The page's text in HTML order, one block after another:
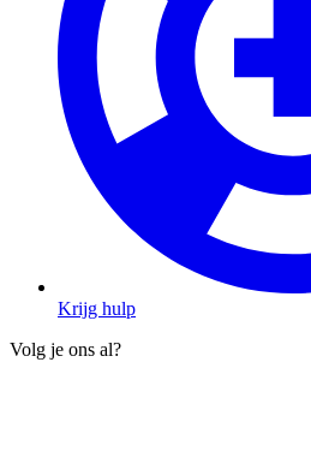
Krijg hulp
Volg je ons al?